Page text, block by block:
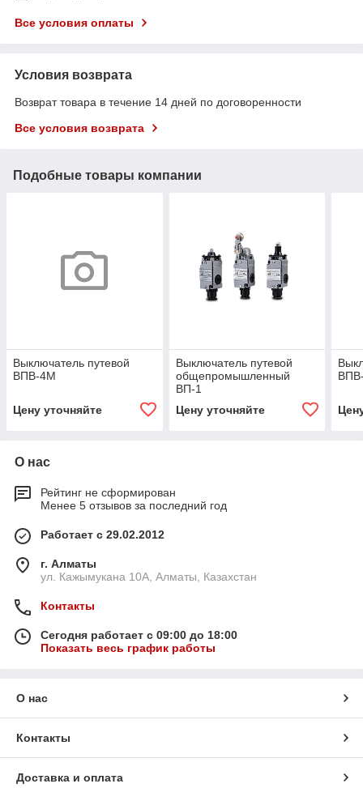
Все условия оплаты
Условия возврата
Возврат товара в течение 14 дней по договоренности
Все условия возврата
Подобные товары компании
Выключатель путевой
ВПВ-4М
Цену уточняйте
Выключатель путевой
общепромышленный
ВП-1
Цену уточняйте
О нас
Рейтинг не сформирован
Менее 5 отзывов за последний год
Работает с 29.02.2012
г. Алматы
ул. Кажымукана 10А, Алматы, Казахстан
Контакты
Сегодня работает с 09:00 до 18:00
Показать весь график работы
О нас
Контакты
Доставка и оплата